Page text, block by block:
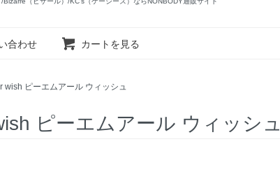
合わせ カートを見る
wish ピーエムアール ウィッシュ
ピーエムアール ウィッシュ